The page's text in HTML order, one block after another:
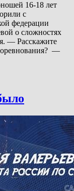
16-18 лет
с
федерации
о сложностях
— Расскажите
—